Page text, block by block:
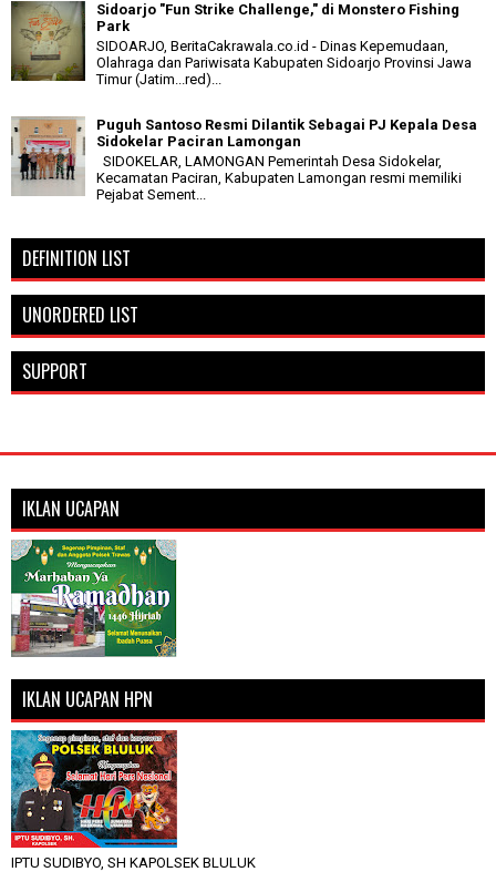
Sidoarjo "Fun Strike Challenge," di Monstero Fishing
Park
SIDOARJO, BeritaCakrawala.co.id - Dinas Kepemudaan,
Olahraga dan Pariwisata Kabupaten Sidoarjo Provinsi Jawa
Timur (Jatim...red)...
Puguh Santoso Resmi Dilantik Sebagai PJ Kepala Desa
Sidokelar Paciran Lamongan
SIDOKELAR, LAMONGAN Pemerintah Desa Sidokelar,
Kecamatan Paciran, Kabupaten Lamongan resmi memiliki
Pejabat Sement...
DEFINITION LIST
UNORDERED LIST
SUPPORT
IKLAN UCAPAN
IKLAN UCAPAN HPN
IPTU SUDIBYO, SH KAPOLSEK BLULUK